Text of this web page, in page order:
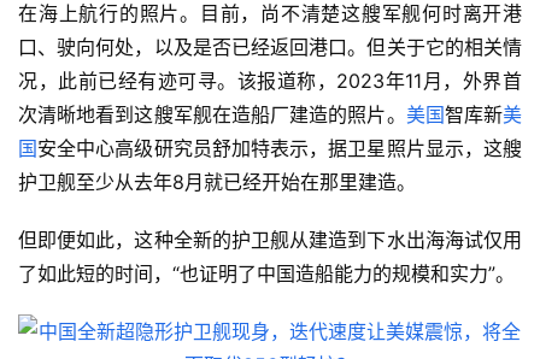
在海上航行的照片。目前，尚不清楚这艘军舰何时离开港
口、驶向何处，以及是否已经返回港口。但关于它的相关情
况，此前已经有迹可寻。该报道称，2023年11月，外界首
次清晰地看到这艘军舰在造船厂建造的照片。 美国智库新美
国安全中心高级研究员舒加特表示，据卫星照片显示，这艘
护卫舰至少从去年8月就已经开始在那里建造。
但即便如此，这种全新的护卫舰从建造到下水出海海试仅用
了如此短的时间，“也证明了中国造船能力的规模和实力”。